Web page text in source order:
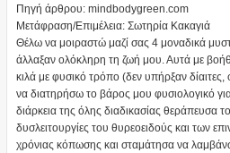
Πηγή άρθρου: mindbodygreen.com
Μετάφραση/Επιμέλεια: Σωτηρία Κακαγιά
Θέλω να μοιραστώ μαζί σας 4 μοναδικά
άλλαξαν ολόκληρη τη ζωή μου. Αυτά με
κιλά με φυσικό τρόπο (δεν υπήρξαν
να διατηρήσω το βάρος μου φυσιολογικό
διάρκεια της όλης διαδικασίας θεράπευσα
δυσλειτουργίες του θυρεοειδούς και των
χρόνιας κόπωσης και σταμάτησα να